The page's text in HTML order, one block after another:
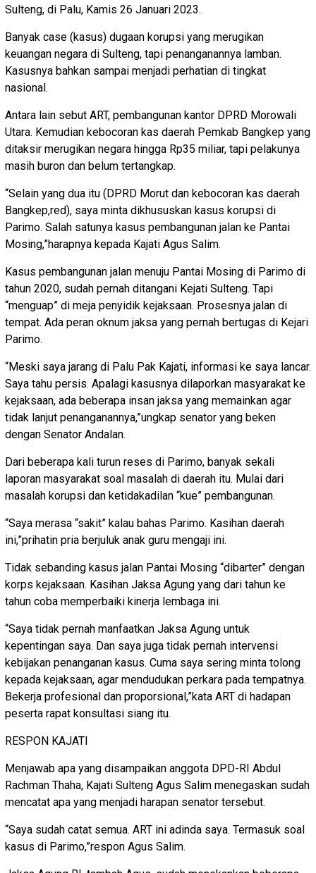
Sulteng, di Palu, Kamis 26 Januari 2023.
Banyak case (kasus) dugaan korupsi yang merugikan
keuangan negara di Sulteng, tapi penanganannya lamban.
Kasusnya bahkan sampai menjadi perhatian di tingkat
nasional.
Antara lain sebut ART, pembangunan kantor DPRD Morowali
Utara. Kemudian kebocoran kas daerah Pemkab Bangkep yang
ditaksir merugikan negara hingga Rp35 miliar, tapi pelakunya
masih buron dan belum tertangkap.
“Selain yang dua itu (DPRD Morut dan kebocoran kas daerah
Bangkep,red), saya minta dikhususkan kasus korupsi di
Parimo. Salah satunya kasus pembangunan jalan ke Pantai
Mosing,”harapnya kepada Kajati Agus Salim.
Kasus pembangunan jalan menuju Pantai Mosing di Parimo di
tahun 2020, sudah pernah ditangani Kejati Sulteng. Tapi
“menguap” di meja penyidik kejaksaan. Prosesnya jalan di
tempat. Ada peran oknum jaksa yang pernah bertugas di Kejari
Parimo.
“Meski saya jarang di Palu Pak Kajati, informasi ke saya lancar.
Saya tahu persis. Apalagi kasusnya dilaporkan masyarakat ke
kejaksaan, ada beberapa insan jaksa yang memainkan agar
tidak lanjut penanganannya,”ungkap senator yang beken
dengan Senator Andalan.
Dari beberapa kali turun reses di Parimo, banyak sekali
laporan masyarakat soal masalah di daerah itu. Mulai dari
masalah korupsi dan ketidakadilan “kue” pembangunan.
“Saya merasa “sakit” kalau bahas Parimo. Kasihan daerah
ini,”prihatin pria berjuluk anak guru mengaji ini.
Tidak sebanding kasus jalan Pantai Mosing “dibarter” dengan
korps kejaksaan. Kasihan Jaksa Agung yang dari tahun ke
tahun coba memperbaiki kinerja lembaga ini.
“Saya tidak pernah manfaatkan Jaksa Agung untuk
kepentingan saya. Dan saya juga tidak pernah intervensi
kebijakan penanganan kasus. Cuma saya sering minta tolong
kepada kejaksaan, agar mendudukan perkara pada tempatnya.
Bekerja profesional dan proporsional,”kata ART di hadapan
peserta rapat konsultasi siang itu.
RESPON KAJATI
Menjawab apa yang disampaikan anggota DPD-RI Abdul
Rachman Thaha, Kajati Sulteng Agus Salim menegaskan sudah
mencatat apa yang menjadi harapan senator tersebut.
“Saya sudah catat semua. ART ini adinda saya. Termasuk soal
kasus di Parimo,”respon Agus Salim.